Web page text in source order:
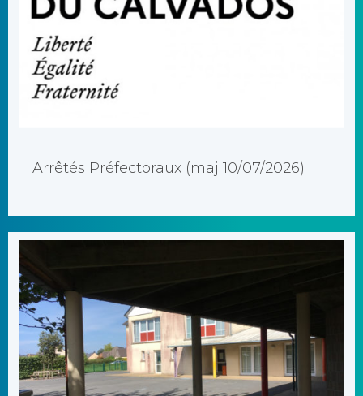
A partir du 1er septembre 2025 : portant restriction des [...]
Arrêtés Préfectoraux (maj 10/07/2026)